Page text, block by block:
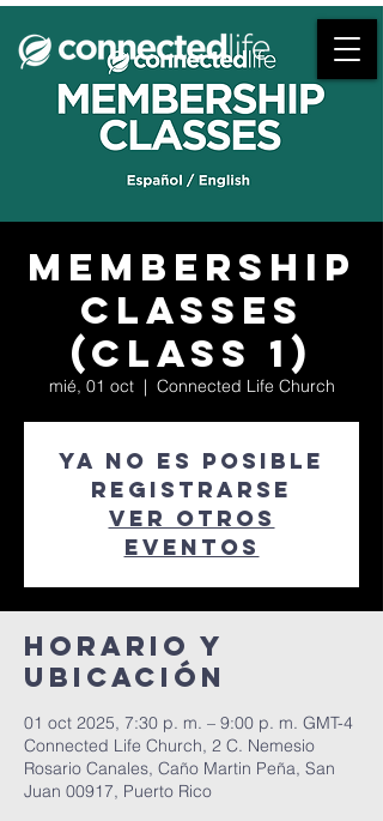
Membership
Classes
(class 1)
mié, 01 oct
  |
Connected Life Church
Ya no es posible
registrarse
Ver otros
eventos
Horario y
ubicación
01 oct 2025, 7:30 p. m. – 9:00 p. m. GMT-4
Connected Life Church, 2 C. Nemesio
Rosario Canales, Caño Martin Peña, San
Juan 00917, Puerto Rico